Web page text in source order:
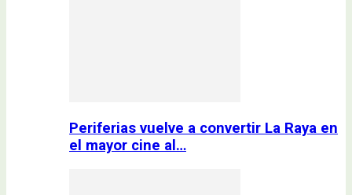
Periferias vuelve a convertir La Raya en
el mayor cine al…